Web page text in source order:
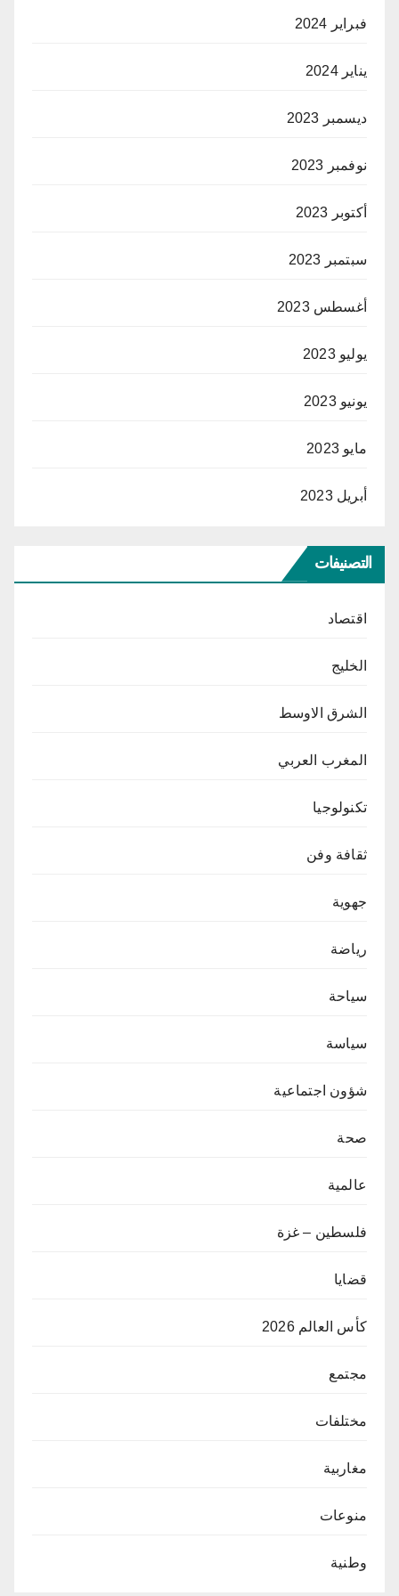
فبراير 2024
يناير 2024
ديسمبر 2023
نوفمبر 2023
أكتوبر 2023
سبتمبر 2023
أغسطس 2023
يوليو 2023
يونيو 2023
مايو 2023
أبريل 2023
التصنيفات
اقتصاد
الخليج
الشرق الاوسط
المغرب العربي
تكنولوجيا
ثقافة وفن
جهوية
رياضة
سياحة
سياسة
شؤون اجتماعية
صحة
عالمية
فلسطين – غزة
قضايا
كأس العالم 2026
مجتمع
مختلفات
مغاربية
منوعات
وطنية